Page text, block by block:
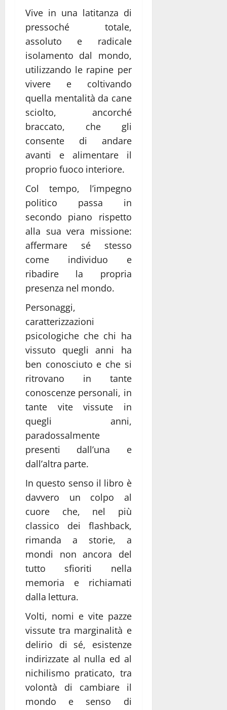
Vive in una latitanza di
pressoché totale,
assoluto e radicale
isolamento dal mondo,
utilizzando le rapine per
vivere e coltivando
quella mentalità da cane
sciolto, ancorché
braccato, che gli
consente di andare
avanti e alimentare il
proprio fuoco interiore.
Col tempo, l’impegno
politico passa in
secondo piano rispetto
alla sua vera missione:
affermare sé stesso
come individuo e
ribadire la propria
presenza nel mondo.
Personaggi,
caratterizzazioni
psicologiche che chi ha
vissuto quegli anni ha
ben conosciuto e che si
ritrovano in tante
conoscenze personali, in
tante vite vissute in
quegli anni,
paradossalmente
presenti dall’una e
dall’altra parte.
In questo senso il libro è
davvero un colpo al
cuore che, nel più
classico dei flashback,
rimanda a storie, a
mondi non ancora del
tutto sfioriti nella
memoria e richiamati
dalla lettura.
Volti, nomi e vite pazze
vissute tra marginalità e
delirio di sé, esistenze
indirizzate al nulla ed al
nichilismo praticato, tra
volontà di cambiare il
mondo e senso di